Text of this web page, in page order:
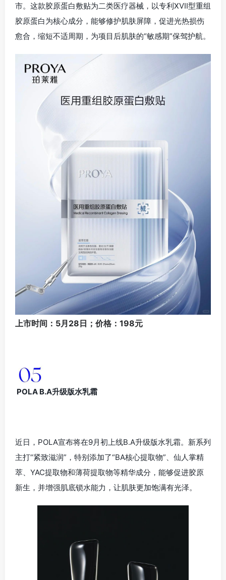
市。这款胶原蛋白敷贴为二类医疗器械，以专利XVII型重组
胶原蛋白为核心成分，能够修护肌肤屏障，促进光热损伤
愈合，缩短不适周期，为项目后肌肤的“敏感期”保驾护航。
上市时间：5月28日；价格：198元
POLA B.A升级版水乳霜
近日，POLA宣布将在9月初上线B.A升级版水乳霜。新系列
主打“紧致滋润”，特别添加了“BA核心提取物”、仙人掌精
萃、YAC提取物和薄荷提取物等精华成分，能够促进胶原
新生，并增强肌底锁水能力，让肌肤更加饱满有光泽。